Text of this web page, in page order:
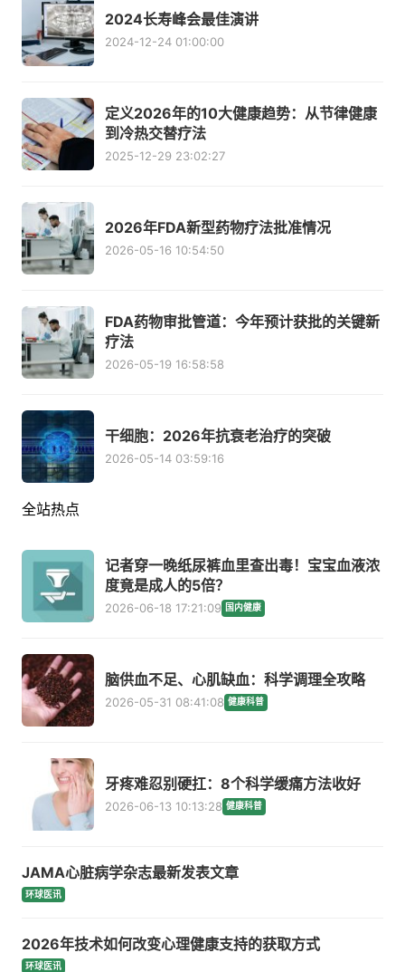
2024长寿峰会最佳演讲
2024-12-24 01:00:00
定义2026年的10大健康趋势：从节律健康
到冷热交替疗法
2025-12-29 23:02:27
2026年FDA新型药物疗法批准情况
2026-05-16 10:54:50
FDA药物审批管道：今年预计获批的关键新
疗法
2026-05-19 16:58:58
干细胞：2026年抗衰老治疗的突破
2026-05-14 03:59:16
全站热点
记者穿一晚纸尿裤血里查出毒！宝宝血液浓
度竟是成人的5倍？
2026-06-18 17:21:09 国内健康
脑供血不足、心肌缺血：科学调理全攻略
2026-05-31 08:41:08 健康科普
牙疼难忍别硬扛：8个科学缓痛方法收好
2026-06-13 10:13:28 健康科普
JAMA心脏病学杂志最新发表文章
环球医讯
2026年技术如何改变心理健康支持的获取方式
环球医讯